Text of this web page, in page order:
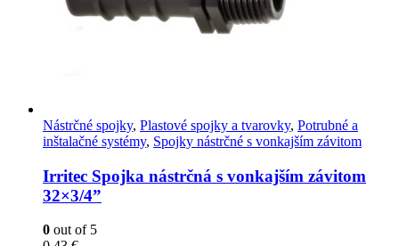
Nástrčné spojky, Plastové spojky a tvarovky, Potrubné a
inštalačné systémy, Spojky nástrčné s vonkajším závitom
Irritec Spojka nástrčná s vonkajším závitom
32×3/4”
0 out of 5